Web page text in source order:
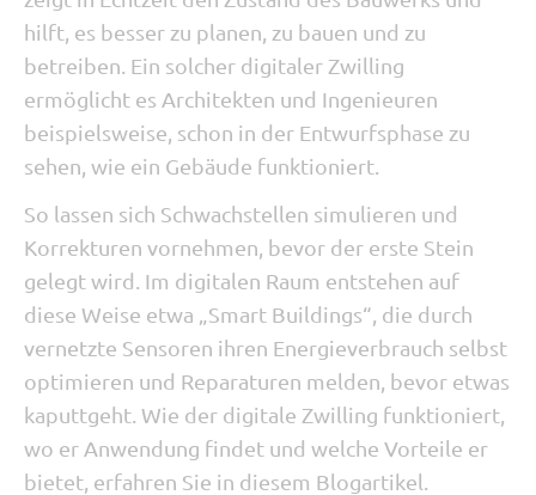
hilft, es besser zu planen, zu bauen und zu
betreiben. Ein solcher digitaler Zwilling
ermöglicht es Architekten und Ingenieuren
beispielsweise, schon in der Entwurfsphase zu
sehen, wie ein Gebäude funktioniert.
So lassen sich Schwachstellen simulieren und
Korrekturen vornehmen, bevor der erste Stein
gelegt wird. Im digitalen Raum entstehen auf
diese Weise etwa „Smart Buildings“, die durch
vernetzte Sensoren ihren Energieverbrauch selbst
optimieren und Reparaturen melden, bevor etwas
kaputtgeht. Wie der digitale Zwilling funktioniert,
wo er Anwendung findet und welche Vorteile er
bietet, erfahren Sie in diesem Blogartikel.